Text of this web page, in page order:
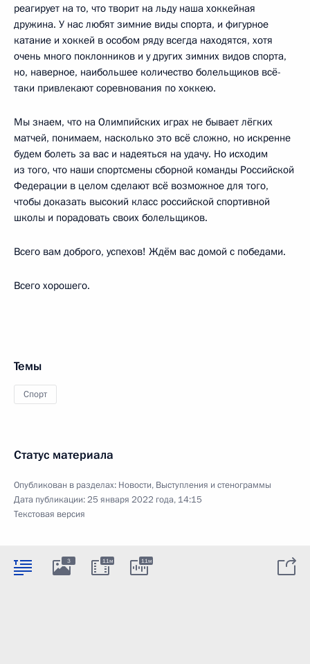
реагирует на то, что творит на льду наша хоккейная
дружина. У нас любят зимние виды спорта, и фигурное
катание и хоккей в особом ряду всегда находятся, хотя
очень много поклонников и у других зимних видов спорта,
но, наверное, наибольшее количество болельщиков всё-
таки привлекают соревнования по хоккею.
Мы знаем, что на Олимпийских играх не бывает лёгких
матчей, понимаем, насколько это всё сложно, но искренне
будем болеть за вас и надеяться на удачу. Но исходим
из того, что наши спортсмены сборной команды Российской
Федерации в целом сделают всё возможное для того,
чтобы доказать высокий класс российской спортивной
школы и порадовать своих болельщиков.
Всего вам доброго, успехов! Ждём вас домой с победами.
Всего хорошего.
Темы
Спорт
Статус материала
Опубликован в разделах: Новости, Выступления и стенограммы
Дата публикации:25 января 2022 года, 14:15
Текстовая версия
3 11м 11м